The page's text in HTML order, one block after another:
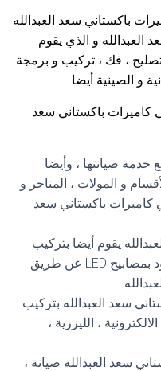
باكستاني سعد العبدالله
العبدالله و الذي يقوم
، فك ، تركيب و برمجة
و الصينية أيضا .
كاميرات باكستاني سعد
خدمة صيانتها ، وأيضا
و المولات ، المتاجر و
باكستاني سعد
يقوم أيضا بتركيب
تتميز بالدقة العالية و أيضا مزود بمصابيح LED عن طريق
.
سعد العبدالله بتركيب
، الليزرية ،
سعد العبدالله صيانة ،